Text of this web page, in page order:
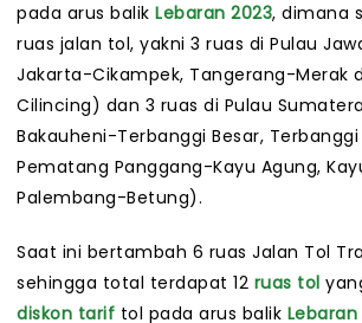
pada arus balik Lebaran 2023, dimana
ruas jalan tol, yakni 3 ruas di Pulau
Jakarta-Cikampek, Tangerang-Merak
Cilincing) dan 3 ruas di Pulau
Bakauheni-Terbanggi Besar,
Pematang Panggang-Kayu Agung,
Palembang-Betung).
Saat ini bertambah 6 ruas Jalan Tol
sehingga total terdapat 12 ruas tol
diskon tarif tol pada arus balik Lebaran